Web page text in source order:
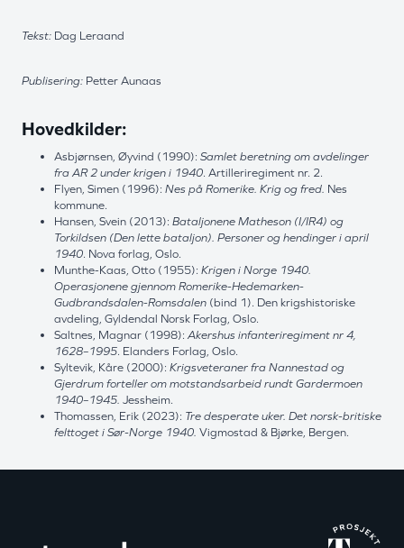
Tekst: Dag Leraand
Publisering: Petter Aunaas
Hovedkilder:
Asbjørnsen, Øyvind (1990): Samlet beretning om avdelinger
fra AR 2 under krigen i 1940. Artilleriregiment nr. 2.
Flyen, Simen (1996): Nes på Romerike. Krig og fred. Nes
kommune.
Hansen, Svein (2013): Bataljonene Matheson (I/IR4) og
Torkildsen (Den lette bataljon). Personer og hendinger i april
1940. Nova forlag, Oslo.
Munthe-Kaas, Otto (1955): Krigen i Norge 1940.
Operasjonene gjennom Romerike-Hedemarken-
Gudbrandsdalen-Romsdalen (bind 1). Den krigshistoriske
avdeling, Gyldendal Norsk Forlag, Oslo.
Saltnes, Magnar (1998): Akershus infanteriregiment nr 4,
1628–1995. Elanders Forlag, Oslo.
Syltevik, Kåre (2000): Krigsveteraner fra Nannestad og
Gjerdrum forteller om motstandsarbeid rundt Gardermoen
1940–1945. Jessheim.
Thomassen, Erik (2023): Tre desperate uker. Det norsk-britiske
felttoget i Sør-Norge 1940. Vigmostad & Bjørke, Bergen.